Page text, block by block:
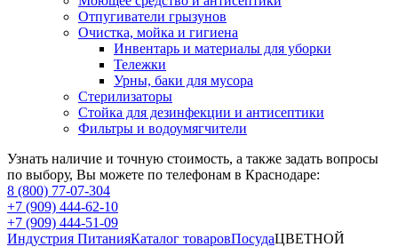
Отпугиватели грызунов
Очистка, мойка и гигиена
Инвентарь и материалы для уборки
Тележки
Урны, баки для мусора
Стерилизаторы
Стойка для дезинфекции и антисептики
Фильтры и водоумягчители
Узнать наличие и точную стоимость, а также задать вопросы
по выбору, Вы можете по телефонам в Краснодаре:
8 (800) 77-07-304
+7 (909) 444-62-10
+7 (909) 444-51-09
Индустрия ПитанияКаталог товаровПосудаЦВЕТНОЙ